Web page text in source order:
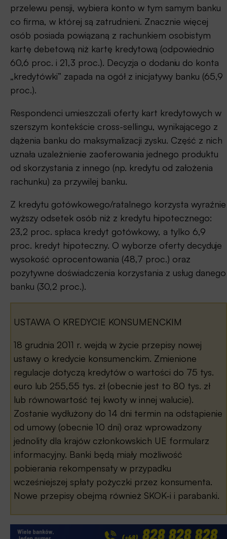
przelewu pensji, wybiera konto w tym samym banku
co firma, w której są zatrudnieni. Znacznie więcej
osób posiada powiązaną z rachunkiem osobistym
kartę debetową niż kartę kredytową (odpowiednio
60,6 proc. i 21,3 proc.). Decyzja o dodaniu do konta
„kredytówki” zapada na ogół z inicjatywy banku (65,9
proc.).
Respondenci umieszczali oferty kart kredytowych w
szerszym kontekście cross-sellingu, wynikającego z
dążenia banku do maksymalizacji zysku. Część z nich
uznała uzależnienie zaoferowania jednego produktu
od skorzystania z innego (np. kredytu od założenia
rachunku) za przywilej banku.
Z kredytu gotówkowego/ratalnego korzysta wyraźnie
wyższy odsetek osób niż z kredytu hipotecznego:
23,2 proc. spłaca kredyt gotówkowy, a tylko 6,9
proc. kredyt hipoteczny. O wyborze oferty decyduje
wysokość oprocentowania (48,7 proc.) oraz
pozytywne doświadczenia korzystania z usług danego
banku (30,2 proc.).
USTAWA O KREDYCIE KONSUMENCKIM
18 grudnia 2011 r. wejdą w życie przepisy nowej
ustawy o kredycie konsumenckim. Zmienione
regulacje dotyczą kredytów o wartości do 75 tys.
euro lub 255,55 tys. zł (obecnie jest to 80 tys. zł
lub równowartość tej kwoty w innej walucie).
Zostanie wydłużony do 14 dni termin na odstąpienie
od umowy (obecnie 10 dni) oraz wprowadzony
jednolity dla krajów członkowskich UE formularz
informacyjny. Banki będą miały możliwość
pobierania rekompensaty w przypadku
wcześniejszej spłaty pożyczki przez konsumenta.
Nowe przepisy obejmą również SKOK-i i parabanki.